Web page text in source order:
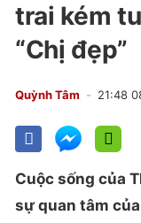
trai kém
“Chị đẹp”
Quỳnh Tâm 21:48
Cuộc sống của
sự quan tâm